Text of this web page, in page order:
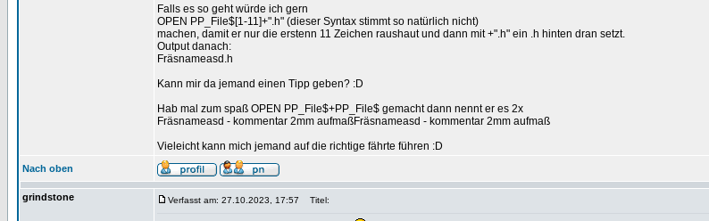
Falls es so geht würde ich gern
OPEN PP_File$[1-11]+".h" (dieser Syntax stimmt so natürlich nicht)
machen, damit er nur die erstenn 11 Zeichen raushaut und dann mit +".h" ein .h hinten dran setzt.
Output danach:
Fräsnameasd.h
Kann mir da jemand einen Tipp geben? :D
Hab mal zum spaß OPEN PP_File$+PP_File$ gemacht dann nennt er es 2x
Fräsnameasd - kommentar 2mm aufmaßFräsnameasd - kommentar 2mm aufmaß
Vieleicht kann mich jemand auf die richtige fährte führen :D
Nach oben
grindstone Verfasst am: 27.10.2023, 17:57 Titel: